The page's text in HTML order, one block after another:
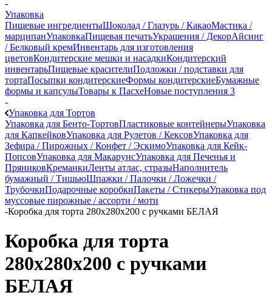
-
Упаковка
Пищевые ингредиентыШоколад / Глазурь / КакаоМастика /
марципанУпаковкаПищевая печатьУкрашения / ДекорАйсинг
/ Белковый кремИнвентарь для изготовления
цветовКондитерские мешки и насадкиКондитерский
инвентарьПищевые красителиПодложки / подставки для
тортаПосыпки кондитерскиеФормы кондитерскиеБумажные
формы и капсулыТовары к ПасхеНовые поступления 3
-
Упаковка для Тортов
Упаковка для Бенто-ТортовПластиковые контейнерыУпаковка
для КапкейковУпаковка для Рулетов / КексовУпаковка для
Зефира / Пирожных / Конфет / ЭскимоУпаковка для Кейк-
ПопсовУпаковка для МакарунсУпаковка для Печенья и
ПряниковКреманкиЛенты атлас, стразыНаполнитель
бумажный / ТишьюШпажки / Палочки / Ложечки /
ТрубочкиПодарочные коробкиПакеты / СтикерыУпаковка под
муссовые пирожные / ассорти / моти
-Коробка для торта 280x280x200 с ручками БЕЛАЯ
Коробка для торта
280x280x200 с ручками
БЕЛАЯ